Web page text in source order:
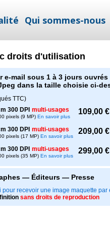
Qui sommes-nous